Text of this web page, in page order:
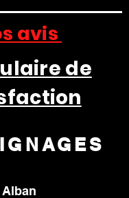
avis
de
Alban